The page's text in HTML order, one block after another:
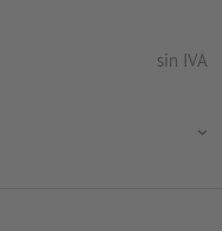
sin IVA